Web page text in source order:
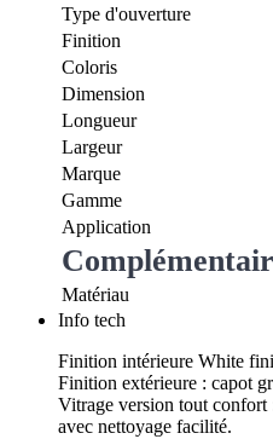
Type d'ouverture
Finition
Coloris
Dimension
Longueur
Largeur
Marque
Gamme
Application
Matériau
Info tech
Finition intérieure White
Finition extérieure : capot
Vitrage version tout confort
avec nettoyage facilité.